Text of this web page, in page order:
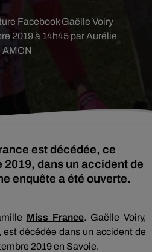
2019 à 14h45 par Aurélie
AMCN
Facebook Gaëlle Voiry
est décédée, ce
dans un accident de
enquête a été ouverte.
Miss France. Gaëlle Voiry,
décédée dans un accident de
2019 en Savoie.